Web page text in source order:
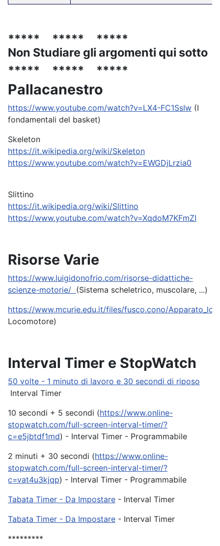
***** ***** *****
Non Studiare gli argomenti qui sotto
***** ***** *****
Pallacanestro
https://www.youtube.com/watch?v=LX4-FC1SsIw (I
fondamentali del basket)
Skeleton
https://it.wikipedia.org/wiki/Skeleton
https://www.youtube.com/watch?v=EWGDjLrzia0
Slittino
https://it.wikipedia.org/wiki/Slittino
https://www.youtube.com/watch?v=XqdoM7KFmZI
Risorse Varie
https://www.luigidonofrio.com/risorse-didattiche-
scienze-motorie/ (Sistema scheletrico, muscolare, ...)
https://www.mcurie.edu.it/files/fusco.cono/
Locomotore)
Interval Timer e StopWatch
50 volte - 1 minuto di lavoro e 30 secondi di riposo
Interval Timer
10 secondi + 5 secondi (https://www.online-
stopwatch.com/full-screen-interval-timer/?
c=e5jbtdf1md) - Interval Timer - Programmabile
2 minuti + 30 secondi (https://www.online-
stopwatch.com/full-screen-interval-timer/?
c=vat4u3kjqp) - Interval Timer - Programmabile
Tabata Timer - Da Impostare - Interval Timer
Tabata Timer - Da Impostare - Interval Timer
*********